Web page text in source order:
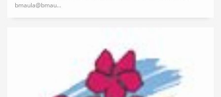
bmaula@bmau...